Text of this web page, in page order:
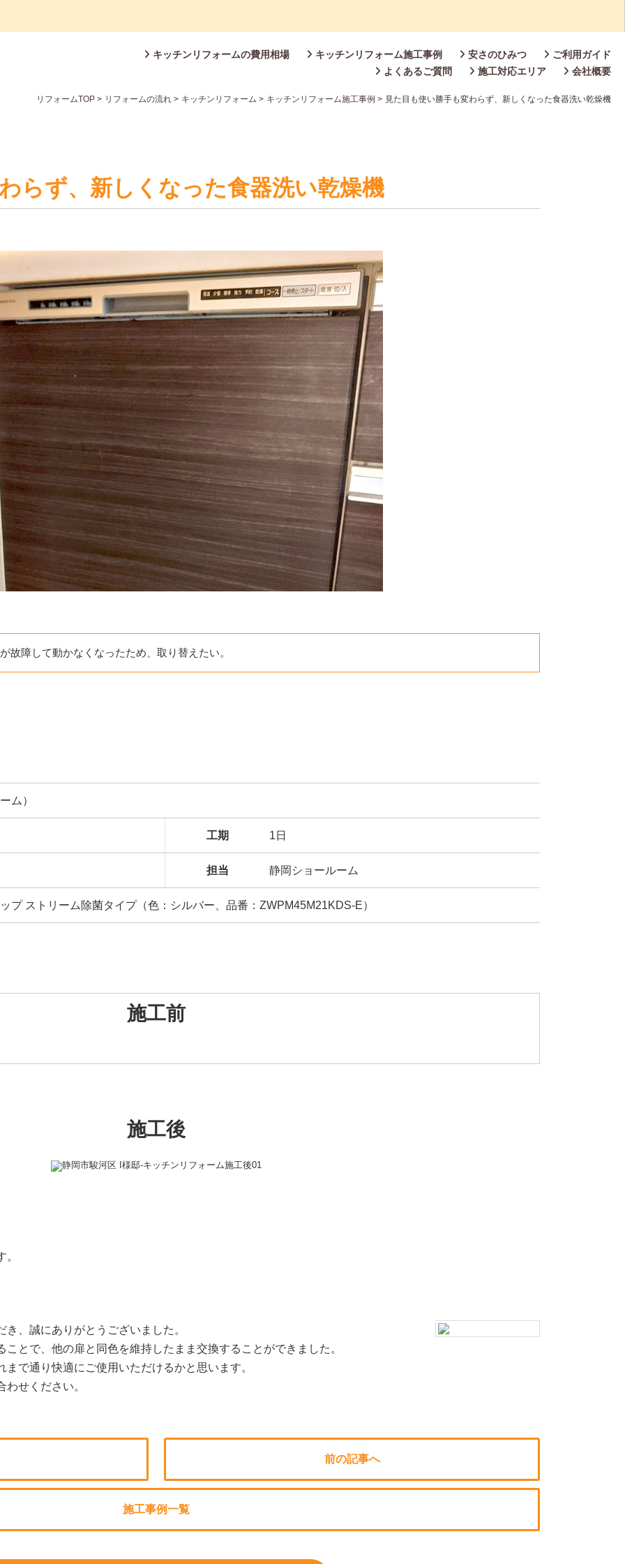
キッチンリフォームの費用相場 キッチンリフォーム施工事例 安さのひみつ
ご利用ガイド
よくあるご質問
施工対応エリア 会社概要
リフォームTOP > リフォームの流れ > キッチンリフォーム > キッチンリフォーム施工事例 > 見た目も使い勝手も変わらず、新しくなった食器洗い乾燥機
らず、新しくなった食器洗い乾燥機
故障して動かなくなったため、取り替えたい。
ム）
工期 1日
担当 静岡ショールーム
プ ストリーム除菌タイプ（色：シルバー、品番：ZWPM45M21KDS-E）
施工前
施工後
、誠にありがとうございました。
とで、他の扉と同色を維持したまま交換することができました。
で通り快適にご使用いただけるかと思います。
せください。
前の記事へ
施工事例一覧